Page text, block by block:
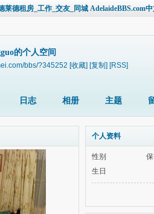
德租房_工作_交友_同城 AdelaideBBS.com中
的个人空间
bbs/?345252 [收藏] [复制] [RSS]
日志 相册 主题
个人资料
性别
生日